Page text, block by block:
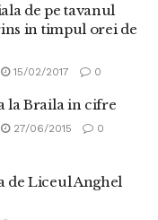
de pe tavanul
in timpul orei de
15/02/2017 0
la Braila in cifre
27/06/2015 0
de Liceul Anghel